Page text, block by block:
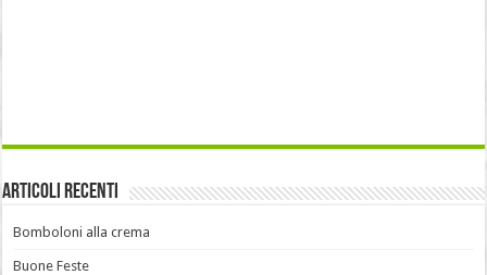
Articoli recenti
Bomboloni alla crema
Buone Feste